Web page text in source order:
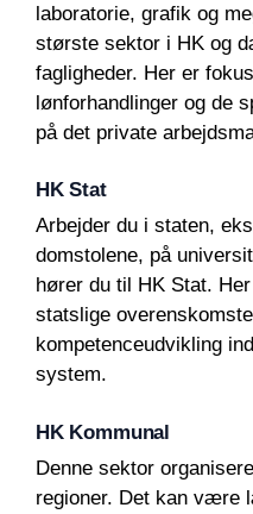
laboratorie, grafik og
største sektor i HK og
fagligheder. Her er
lønforhandlinger og de
på det private
HK Stat
Arbejder du i staten,
domstolene, på
hører du til HK Stat.
statslige
kompetenceudvikling
system.
HK Kommunal
Denne sektor
regioner. Det kan være